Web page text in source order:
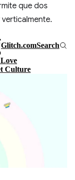
que dos